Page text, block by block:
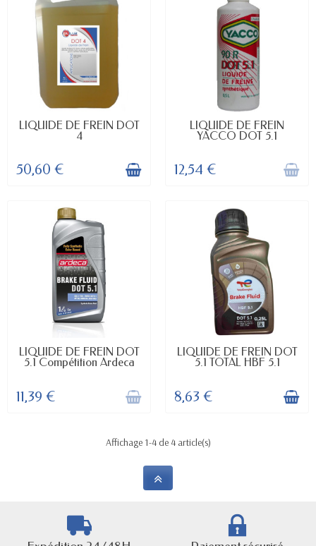
EN STOCK
LIQUIDE DE FREIN DOT
4
50,60 €
RUPTURE DE STOCK
LIQUIDE DE FREIN
YACCO DOT 5.1
12,54 €
INDISPONIBLE
LIQUIDE DE FREIN DOT
5.1 Compétition Ardeca
11,39 €
EN STOCK
LIQUIDE DE FREIN DOT
5.1 TOTAL HBF 5.1
8,63 €
Affichage 1-4 de 4 article(s)